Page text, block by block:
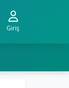
Giriş